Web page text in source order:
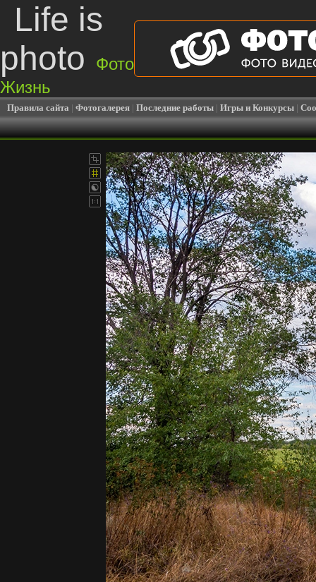
Life is
photo
Фото
Жизнь
Правила сайта | Фотогалерея | Последние работы | Игры и Конкурсы |